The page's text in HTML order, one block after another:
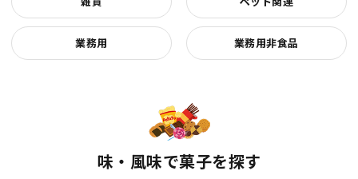
業務用 業務用非食品
味・風味で菓子を探す